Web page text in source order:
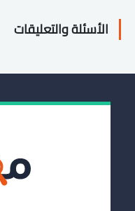
الأسئلة والتعليقات